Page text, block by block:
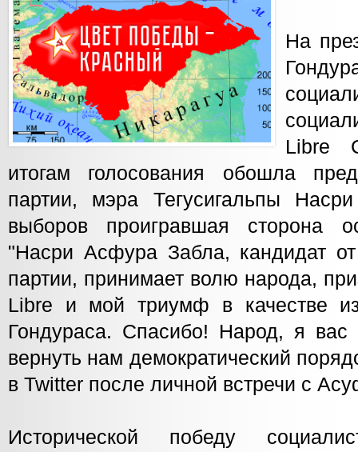
На
Libre
итогам голосования обошла
партии, мэра Тегусигальпы
выборов проигравшая сторона
"Насри Асфура Забла, кандидат от
партии, принимает волю народа,
Libre и мой триумф в качестве
Гондураса. Спасибо! Народ, я
вернуть нам демократический
в Twitter после личной встречи с
Исторической победу